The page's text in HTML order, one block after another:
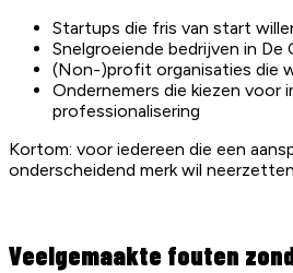
Startups die fris van start
Snelgroeiende bedrijven in De
(Non-)profit organisaties die
Ondernemers die kiezen voor
professionalisering
Kortom: voor iedereen die een
onderscheidend merk wil
Veelgemaakte fouten